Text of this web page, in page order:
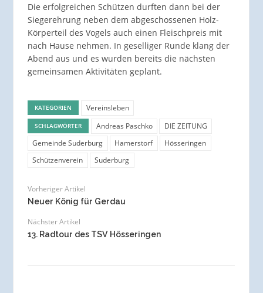
Die erfolgreichen Schützen durften dann bei der
Siegerehrung neben dem abgeschossenen Holz-
Körperteil des Vogels auch einen Fleischpreis mit
nach Hause nehmen. In geselliger Runde klang der
Abend aus und es wurden bereits die nächsten
gemeinsamen Aktivitäten geplant.
KATEGORIEN Vereinsleben
SCHLAGWÖRTER Andreas Paschko
DIE ZEITUNG
Gemeinde Suderburg
Hamerstorf
Hösseringen
Schützenverein
Suderburg
Vorheriger Artikel
Neuer König für Gerdau
Nächster Artikel
13. Radtour des TSV Hösseringen